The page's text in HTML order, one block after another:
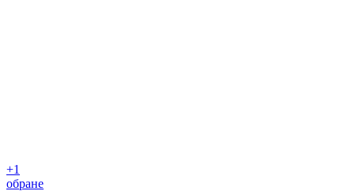
+1
обране